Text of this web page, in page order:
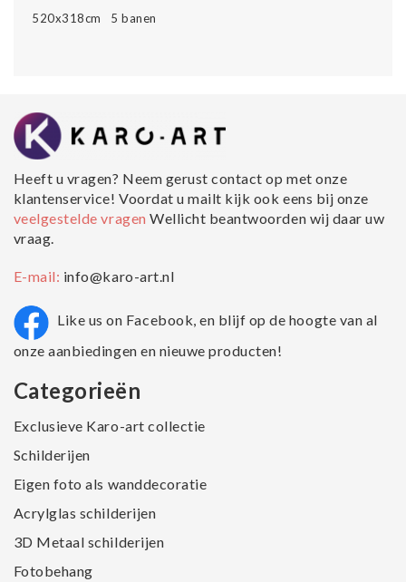
520x318cm 5 banen
Heeft u vragen? Neem gerust contact op met onze
klantenservice! Voordat u mailt kijk ook eens bij onze
veelgestelde vragenWellicht beantwoorden wij daar uw
vraag.
E-mail: info@karo-art.nl
Like us on Facebook, en blijf op de hoogte van al
onze aanbiedingen en nieuwe producten!
Categorieën
Exclusieve Karo-art collectie
Schilderijen
Eigen foto als wanddecoratie
Acrylglas schilderijen
3D Metaal schilderijen
Fotobehang